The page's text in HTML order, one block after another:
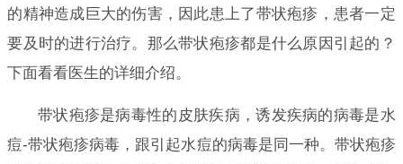
的精神造成巨大的伤害，因此患上了带状疱疹，患者一定
要及时的进行治疗。那么带状疱疹都是什么原因引起的？
下面看看医生的详细介绍。
带状疱疹是病毒性的皮肤疾病，诱发疾病的病毒是水
痘-带状疱疹病毒，跟引起水痘的病毒是同一种。带状疱疹